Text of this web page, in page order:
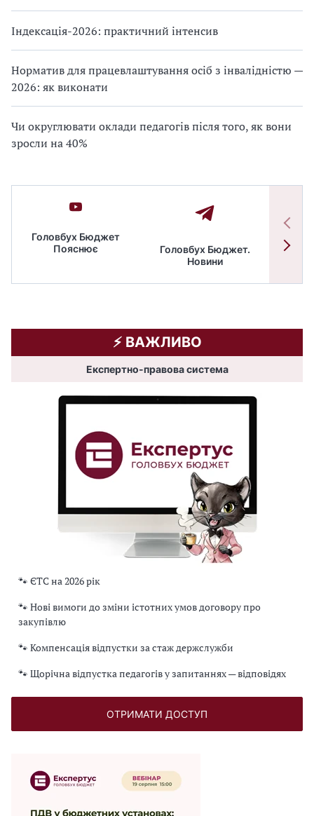
Індексація-2026: практичний інтенсив
Норматив для працевлаштування осіб з інвалідністю —
2026: як виконати
Чи округлювати оклади педагогів після того, як вони
зросли на 40%
Головбух Бюджет
Пояснює
Головбух Бюджет.
Новини
⚡️ ВАЖЛИВО
Експертно-правова система
🐾 ЄТС на 2026 рік
🐾 Нові вимоги до зміни істотних умов договору про
закупівлю
🐾 Компенсація відпустки за стаж держслужби
🐾 Щорічна відпустка педагогів у запитаннях — відповідях
ОТРИМАТИ ДОСТУП